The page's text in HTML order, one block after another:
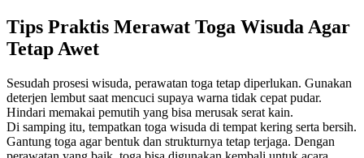
Tips Praktis Merawat Toga Wisuda Agar
Tetap Awet
Sesudah prosesi wisuda, perawatan toga tetap diperlukan. Gunakan
deterjen lembut saat mencuci supaya warna tidak cepat pudar.
Hindari memakai pemutih yang bisa merusak serat kain.
Di samping itu, tempatkan toga wisuda di tempat kering serta bersih.
Gantung toga agar bentuk dan strukturnya tetap terjaga. Dengan